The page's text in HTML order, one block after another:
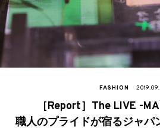
FASHION
［Report］The LIVE -
職人のプライドが宿るジャパ